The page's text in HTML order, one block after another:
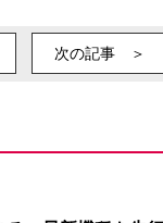
次の記事 ＞